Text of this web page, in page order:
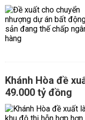
Khánh Hòa đề
49.000 tỷ đồng